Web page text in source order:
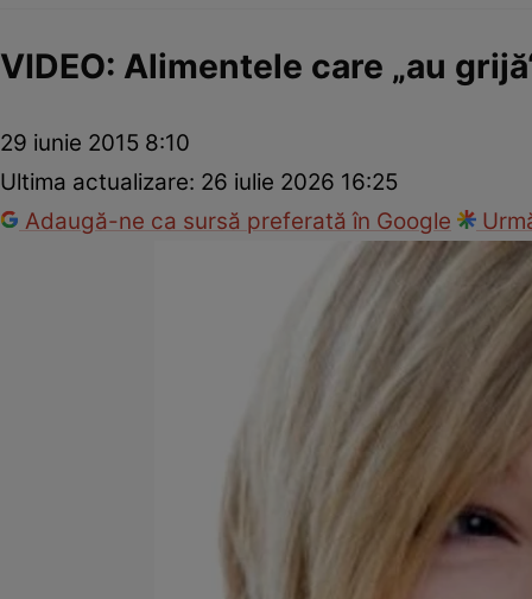
VIDEO: Alimentele care „au
29 iunie 2015 8:10
Ultima actualizare: 26 iulie 2026 16:25
Adaugă-ne ca sursă preferată în Google